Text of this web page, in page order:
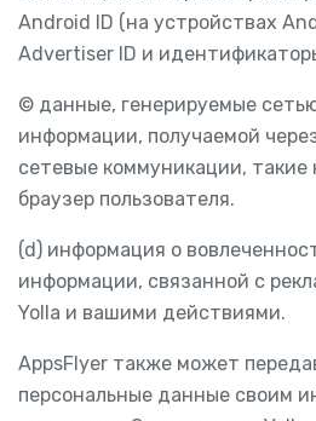
Android ID (на устройствах
Advertiser ID и
© данные, генерируемые
информации, получаемой
сетевые коммуникации, такие
браузер пользователя.
(d) информация о
информации, связанной с
Yolla и вашими действиями.
AppsFlyer также может
персональные данные своим